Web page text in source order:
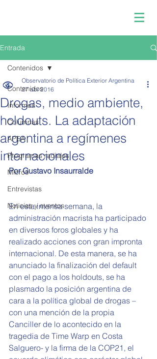
Entrada
Contenidos
Informes
Columnas
APEA
Programas radiales
Micros
Entrevistas
Noticias y eventos
Contenidos
Drogas, medio ambiente,
holdouts. La adaptación
argentina a regímenes
internacionales
Observatorio de Política Exterior Argentina
27 abr 2016
Por Gustavo Insaurralde
En esta intensa semana, la
administración macrista ha participado
en diversos foros globales y ha
realizado acciones con gran impronta
internacional. De esta manera, se ha
anunciado la finalización del default
con el pago a los holdouts, se ha
plasmado la posición argentina de
cara a la política global de drogas –
con una mención de la propia
Canciller de lo acontecido en la
tragedia de Time Warp en Costa
Salguero- y la firma de la COP21, el